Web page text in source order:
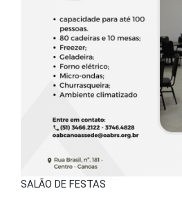
SALÃO DE FESTAS